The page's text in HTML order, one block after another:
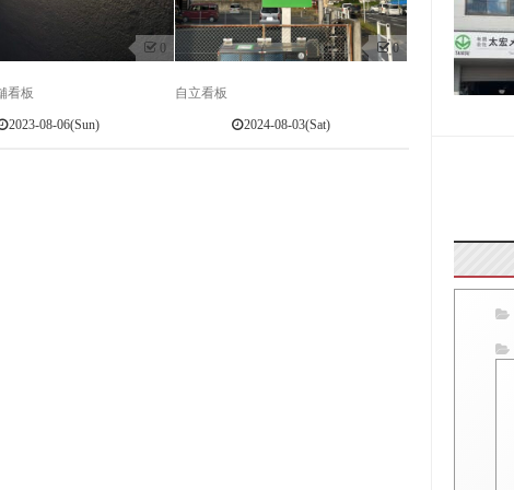
0
看板
2023-08-06(Sun)
0
自立看板
2024-08-03(Sat)